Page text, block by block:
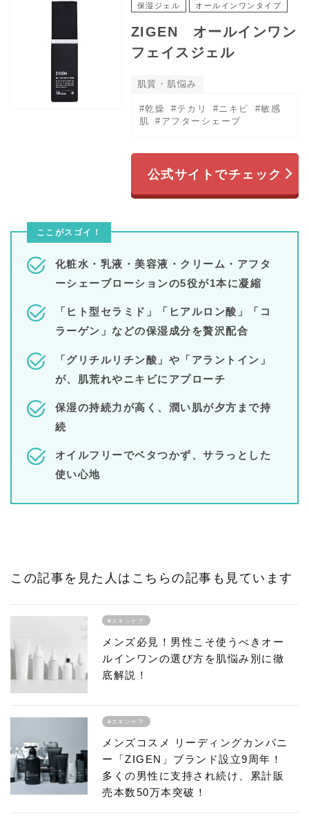
保湿ジェル オールインワンタイプ
ZIGEN オールインワン
フェイスジェル
肌質・肌悩み
#乾燥 #テカリ #ニキビ
#敏感
肌
#アフターシェーブ
公式サイトでチェック
ここがスゴイ！
化粧水・乳液・美容液・クリーム・アフタ
ーシェーブローションの5役が1本に凝縮
「ヒト型セラミド」「ヒアルロン酸」「コ
ラーゲン」などの保湿成分を贅沢配合
「グリチルリチン酸」や「アラントイン」
が、肌荒れやニキビにアプローチ
保湿の持続力が高く、潤い肌が夕方まで持
続
オイルフリーでベタつかず、サラっとした
使い心地
この記事を見た人はこちらの記事も見ています
#スキンケア
メンズ必見！男性こそ使うべきオー
ルインワンの選び方を肌悩み別に徹
底解説！
#スキンケア
メンズコスメ リーディングカンパニ
ー「ZIGEN」ブランド設立9周年！
多くの男性に支持され続け、累計販
売本数50万本突破！